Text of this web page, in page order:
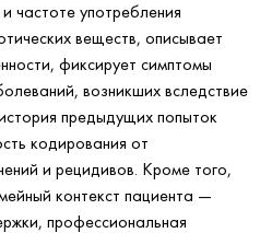
частоте употребления
веществ, описывает
фиксирует симптомы
возникших вследствие
предыдущих попыток
кодирования от
и рецидивов. Кроме того,
контекст пациента —
профессиональная